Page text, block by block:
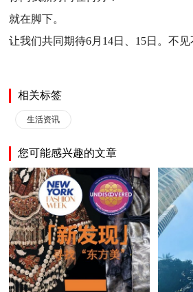
就在脚下。
让我们共同期待6月14日、15日。不见
相关标签
生活资讯
您可能感兴趣的文章